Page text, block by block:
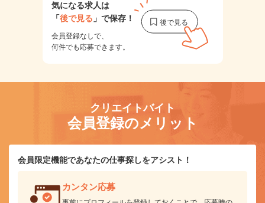
気になる求人は
「後で見る 」で保存！
会員登録なしで、
何件でも応募できます。
クリエイトバイト
会員登録のメリット
会員限定機能であなたの仕事探しをアシスト！
カンタン応募